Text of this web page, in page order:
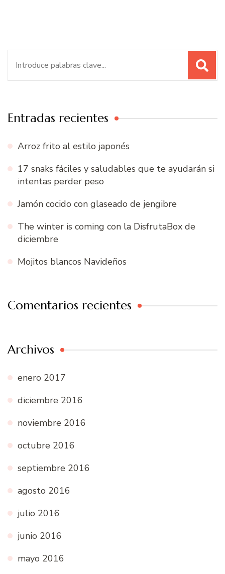
Entradas recientes
Arroz frito al estilo japonés
17 snaks fáciles y saludables que te ayudarán si
intentas perder peso
Jamón cocido con glaseado de jengibre
The winter is coming con la DisfrutaBox de
diciembre
Mojitos blancos Navideños
Comentarios recientes
Archivos
enero 2017
diciembre 2016
noviembre 2016
octubre 2016
septiembre 2016
agosto 2016
julio 2016
junio 2016
mayo 2016